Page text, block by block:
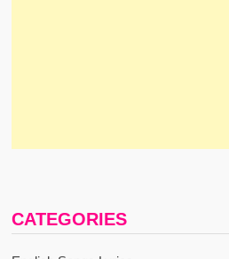
CATEGORIES